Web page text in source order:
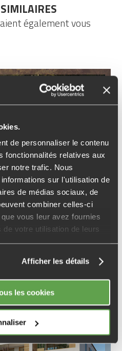
de personnaliser le contenu
fonctionnalités relatives aux
notre trafic. Nous
sur l'utilisation de
de médias sociaux, de
combiner celles-ci
vous leur avez fournies
votre utilisation de leurs
Afficher les détails
les cookies
également vous